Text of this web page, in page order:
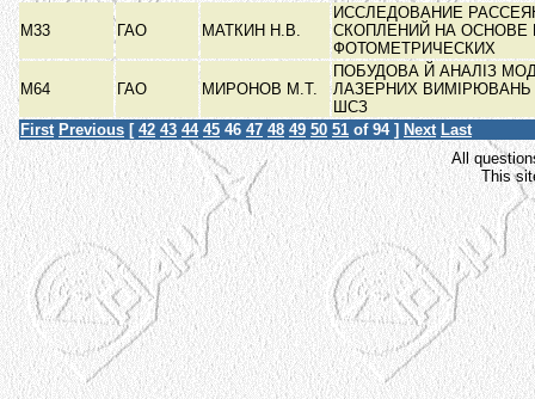
М33 ГАО МАТКИН Н.В.
ИССЛЕДОВАНИЕ
СКОПЛЕНИЙ НА ОСНОВЕ
ФОТОМЕТРИЧЕСКИХ
М64 ГАО МИРОНОВ М.Т.
ПОБУДОВА Й АНАЛІЗ
ЛАЗЕРНИХ ВИМІРЮВАНЬ
ШСЗ
First Previous [ 42 43 44 45 46 47 48 49 50 51 of 94 ] Next Last
All
This